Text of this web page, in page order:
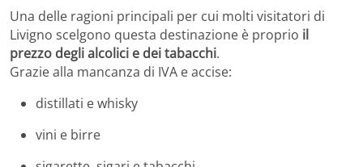
Una delle ragioni principali per cui molti visitatori di
Livigno scelgono questa destinazione è proprio il
prezzo degli alcolici e dei tabacchi.
Grazie alla mancanza di IVA e accise:
distillati e whisky
vini e birre